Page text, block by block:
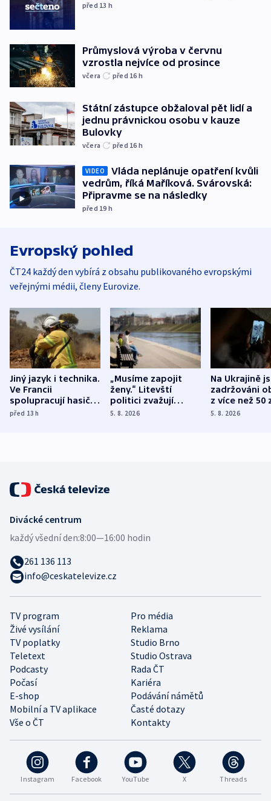
před 13 h
Průmyslová výroba v červnu
vzrostla nejvíce od prosince
včera před 16 h
Státní zástupce obžaloval pět lidí a
jednu právnickou osobu v kauze
Bulovky
včera před 16 h
VIDEO
Vláda neplánuje opatření kvůli
vedrům, říká Maříková. Svárovská:
Připravme se na následky
před 19 h
Evropský pohled
ČT24 každý den vybírá z obsahu publikovaného evropskými
veřejnými médii, členy Eurovize.
Jiný jazyk i technika.
Ve Francii
spolupracují hasiči z
různých zemí
před 13h
„Musíme zapojit
ženy.“ Litevští
politici zvažují
dohodu o
5. 8. 2026
Na Ukrajině
zadržováni
z více než 50
Bojovali na
5. 8. 2026
Instagram Facebook YouTube X Threads
TV program
Pro média
Živé vysílání
Reklama
TV poplatky
Studio Brno
Teletext
Studio Ostrava
Podcasty
Rada ČT
Počasí
Kariéra
E-shop
Podávání námětů
Mobilní a TV aplikace
Časté dotazy
Vše o ČT
Kontakty
Divácké centrum
každý všední den:8:00—16:00 hodin
261 136 113
info@ceskatelevize.cz